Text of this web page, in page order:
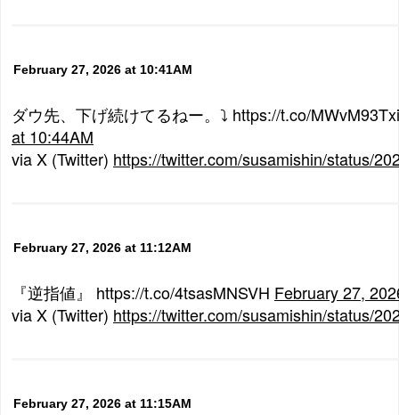
February 27, 2026 at 10:41AM
ダウ先、下げ続けてるねー。⤵ https://t.co/
at 10:44AM
via X (Twitter) https://twitter.com/susamishin/status/
February 27, 2026 at 11:12AM
『逆指値』 https://t.co/4tsasMNSVH February 27,
via X (Twitter) https://twitter.com/susamishin/status/
February 27, 2026 at 11:15AM